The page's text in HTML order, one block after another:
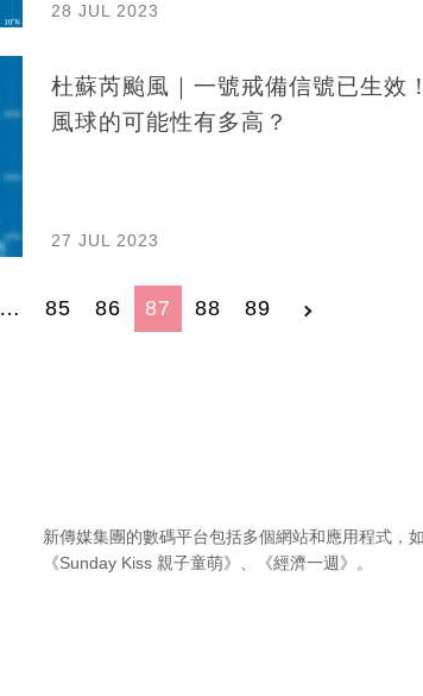
28 JUL 2023
杜蘇芮颱風｜一號戒備信號已生效
風球的可能性有多高？
27 JUL 2023
… 85 86 87 88 89
新傳媒集團的數碼平台包括多個網站和應用程式，如
《Sunday Kiss 親子童萌》
《經濟一週》 。